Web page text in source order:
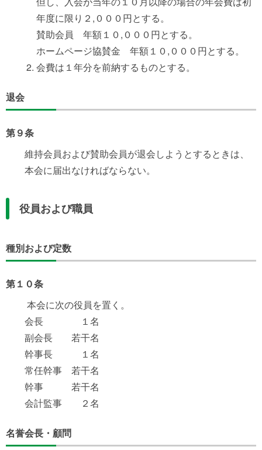
年度に限り２,０００円とする。
賛助会員 年額１０,０００円とする。
ホームページ協賛金 年額１０,０００円とする。
会費は１年分を前納するものとする。
退会
第９条
維持会員および賛助会員が退会しようとするときは、
本会に届出なければならない。
役員および職員
種別および定数
第１０条
本会に次の役員を置く。
会長 １名
副会長 若干名
幹事長 １名
常任幹事 若干名
幹事 若干名
会計監事 ２名
名誉会長・顧問